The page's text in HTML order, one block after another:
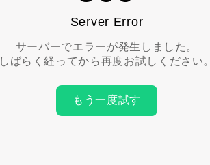
Server Error
サーバーでエラーが発生しました。
しばらく経ってから再度お試しください。
もう一度試す